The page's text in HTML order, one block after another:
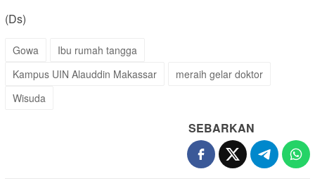
(Ds)
Gowa
Ibu rumah tangga
Kampus UIN Alauddin Makassar
meraih gelar doktor
Wisuda
SEBARKAN